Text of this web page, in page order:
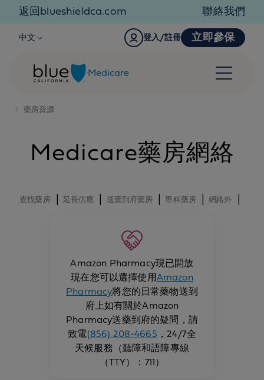
Skip to content
返回blueshieldca.com 聯絡我們
中文 登入/註冊 立即參保
Medicare
藥房資源
Medicare藥房網絡
查找藥房 延長供應 送藥到府藥房 專科藥房 網絡外
Amazon Pharmacy現已開放
現在您可以選擇使用Amazon
Pharmacy將您的日常藥物送到
府上如有關於Amazon
Pharmacy送藥到府的疑問，請
致電(856) 208-4665 ，24/7全
天候服務（聽障和語障專線
（TTY）：711）